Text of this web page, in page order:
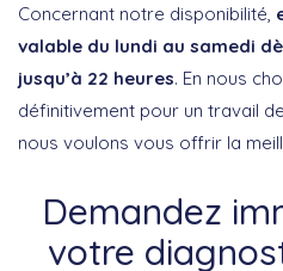
Concernant notre disponibilité,
valable du lundi au samedi
jusqu’à 22 heures. En nous
définitivement pour un travail
nous voulons vous offrir la
Demandez
votre